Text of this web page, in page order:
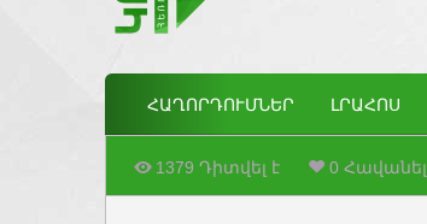
ՀԱՂՈՐԴՈՒՄՆԵՐ ԼՐԱՀՈՍ
1379 Դիտվել է 0 Հավանել